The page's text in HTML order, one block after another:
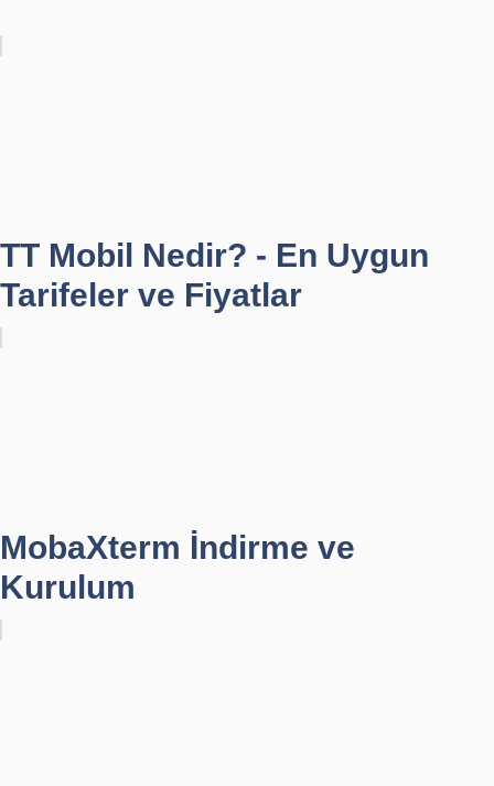
TT Mobil Nedir? - En Uygun
Tarifeler ve Fiyatlar
MobaXterm İndirme ve
Kurulum